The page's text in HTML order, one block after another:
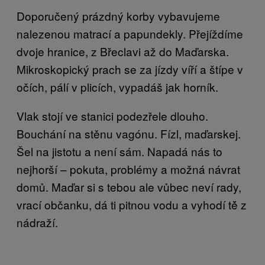
Doporučený prázdný korby vybavujeme
nalezenou matrací a papundekly. Přejíždíme
dvoje hranice, z Břeclavi až do Maďarska.
Mikroskopický prach se za jízdy víří a štípe v
očích, pálí v plicích, vypadáš jak horník.
Vlak stojí ve stanici podezřele dlouho.
Bouchání na stěnu vagónu. Fízl, maďarskej.
Šel na jistotu a není sám. Napadá nás to
nejhorší – pokuta, problémy a možná návrat
domů. Maďar si s tebou ale vůbec neví rady,
vrací občanku, dá ti pitnou vodu a vyhodí tě̌ z
nádraží.